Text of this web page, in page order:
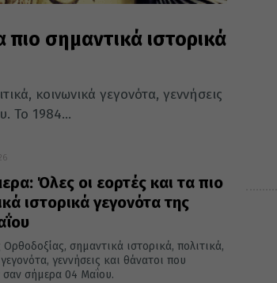
σημαντικά ιστορικά
κοινωνικά γεγονότα, γεννήσεις
Το 1984...
Όλες οι εορτές και τα πιο
ιστορικά γεγονότα της
Ορθοδοξίας, σημαντικά ιστορικά, πολιτικά,
γεννήσεις και θάνατοι που
σαν σήμερα 04 Μαΐου.